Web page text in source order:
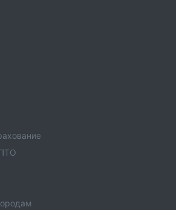
технического осмотра.
№00986. Список пунктов
№00985. Список пунктов
№00983
№00983. Список пунктов
оператора, телефны и адреса.
№00982